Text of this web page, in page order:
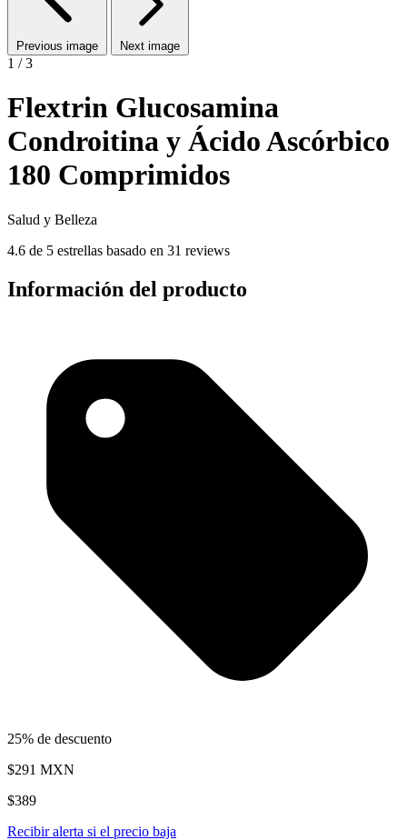
Previous image Next image
1 / 3
Flextrin Glucosamina
Condroitina y Ácido Ascórbico
180 Comprimidos
Salud y Belleza
4.6 de 5 estrellas basado en 31 reviews
Información del producto
25% de descuento
$291 MXN
$389
Recibir alerta si el precio baja